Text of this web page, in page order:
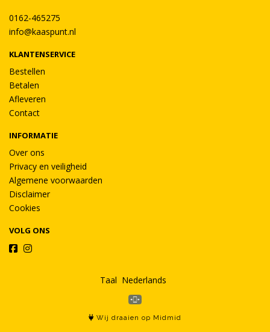
0162-465275
info@kaaspunt.nl
KLANTENSERVICE
Bestellen
Betalen
Afleveren
Contact
INFORMATIE
Over ons
Privacy en veiligheid
Algemene voorwaarden
Disclaimer
Cookies
VOLG ONS
Taal
Wij draaien op Midmid